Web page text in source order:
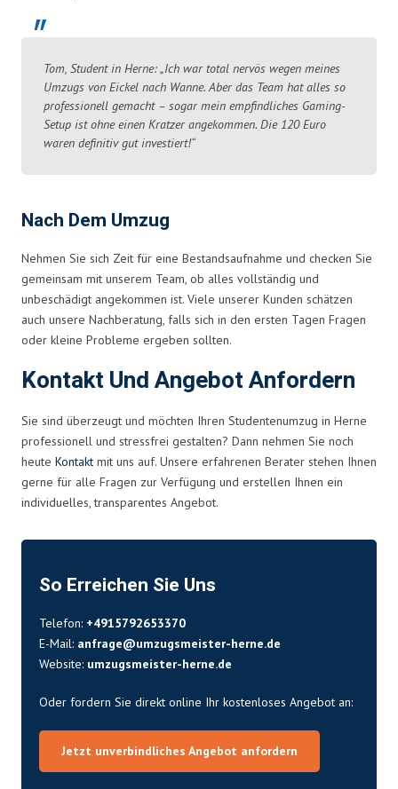
Tom, Student in Herne: „Ich war total nervös wegen meines
Umzugs von Eickel nach Wanne. Aber das Team hat alles so
professionell gemacht – sogar mein empfindliches Gaming-
Setup ist ohne einen Kratzer angekommen. Die 120 Euro
waren definitiv gut investiert!“
Nach Dem Umzug
Nehmen Sie sich Zeit für eine Bestandsaufnahme und checken Sie
gemeinsam mit unserem Team, ob alles vollständig und
unbeschädigt angekommen ist. Viele unserer Kunden schätzen
auch unsere Nachberatung, falls sich in den ersten Tagen Fragen
oder kleine Probleme ergeben sollten.
Kontakt Und Angebot Anfordern
Sie sind überzeugt und möchten Ihren Studentenumzug in Herne
professionell und stressfrei gestalten? Dann nehmen Sie noch
heute Kontakt mit uns auf. Unsere erfahrenen Berater stehen Ihnen
gerne für alle Fragen zur Verfügung und erstellen Ihnen ein
individuelles, transparentes Angebot.
So Erreichen Sie Uns
Telefon: +4915792653370
E-Mail: anfrage@umzugsmeister-herne.de
Website: umzugsmeister-herne.de
Oder fordern Sie direkt online Ihr kostenloses Angebot an:
Jetzt unverbindliches Angebot anfordern